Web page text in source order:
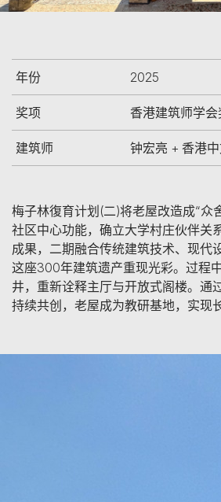
年份 2025
奖项 香港建筑师学
建筑师 钟宏亮 + 香港
梅子林復育计划(二)将老屋改造成“众
社区中心功能，确立大学村庄伙伴关
成果，二期融合传统建筑技术、现代
这座300年建筑遗产重现光彩。过程
井，重新诠释主厅与开放式阁楼。通
持续共创，老屋成为教研基地，实现